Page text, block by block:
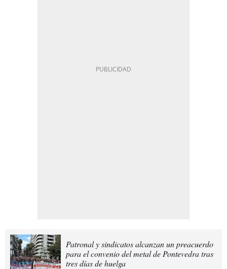
Patronal y sindicatos alcanzan un preacuerdo
para el convenio del metal de Pontevedra tras
tres días de huelga